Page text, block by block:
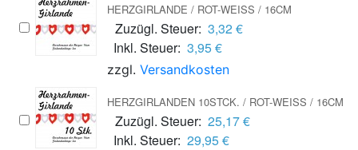
HERZGIRLANDE / ROT-WEISS / 16CM
Zuzügl. Steuer: 3,32 €
Inkl. Steuer: 3,95 €
zzgl. Versandkosten
HERZGIRLANDEN 10STCK. / ROT-WEISS / 16CM
Zuzügl. Steuer: 25,17 €
Inkl. Steuer: 29,95 €